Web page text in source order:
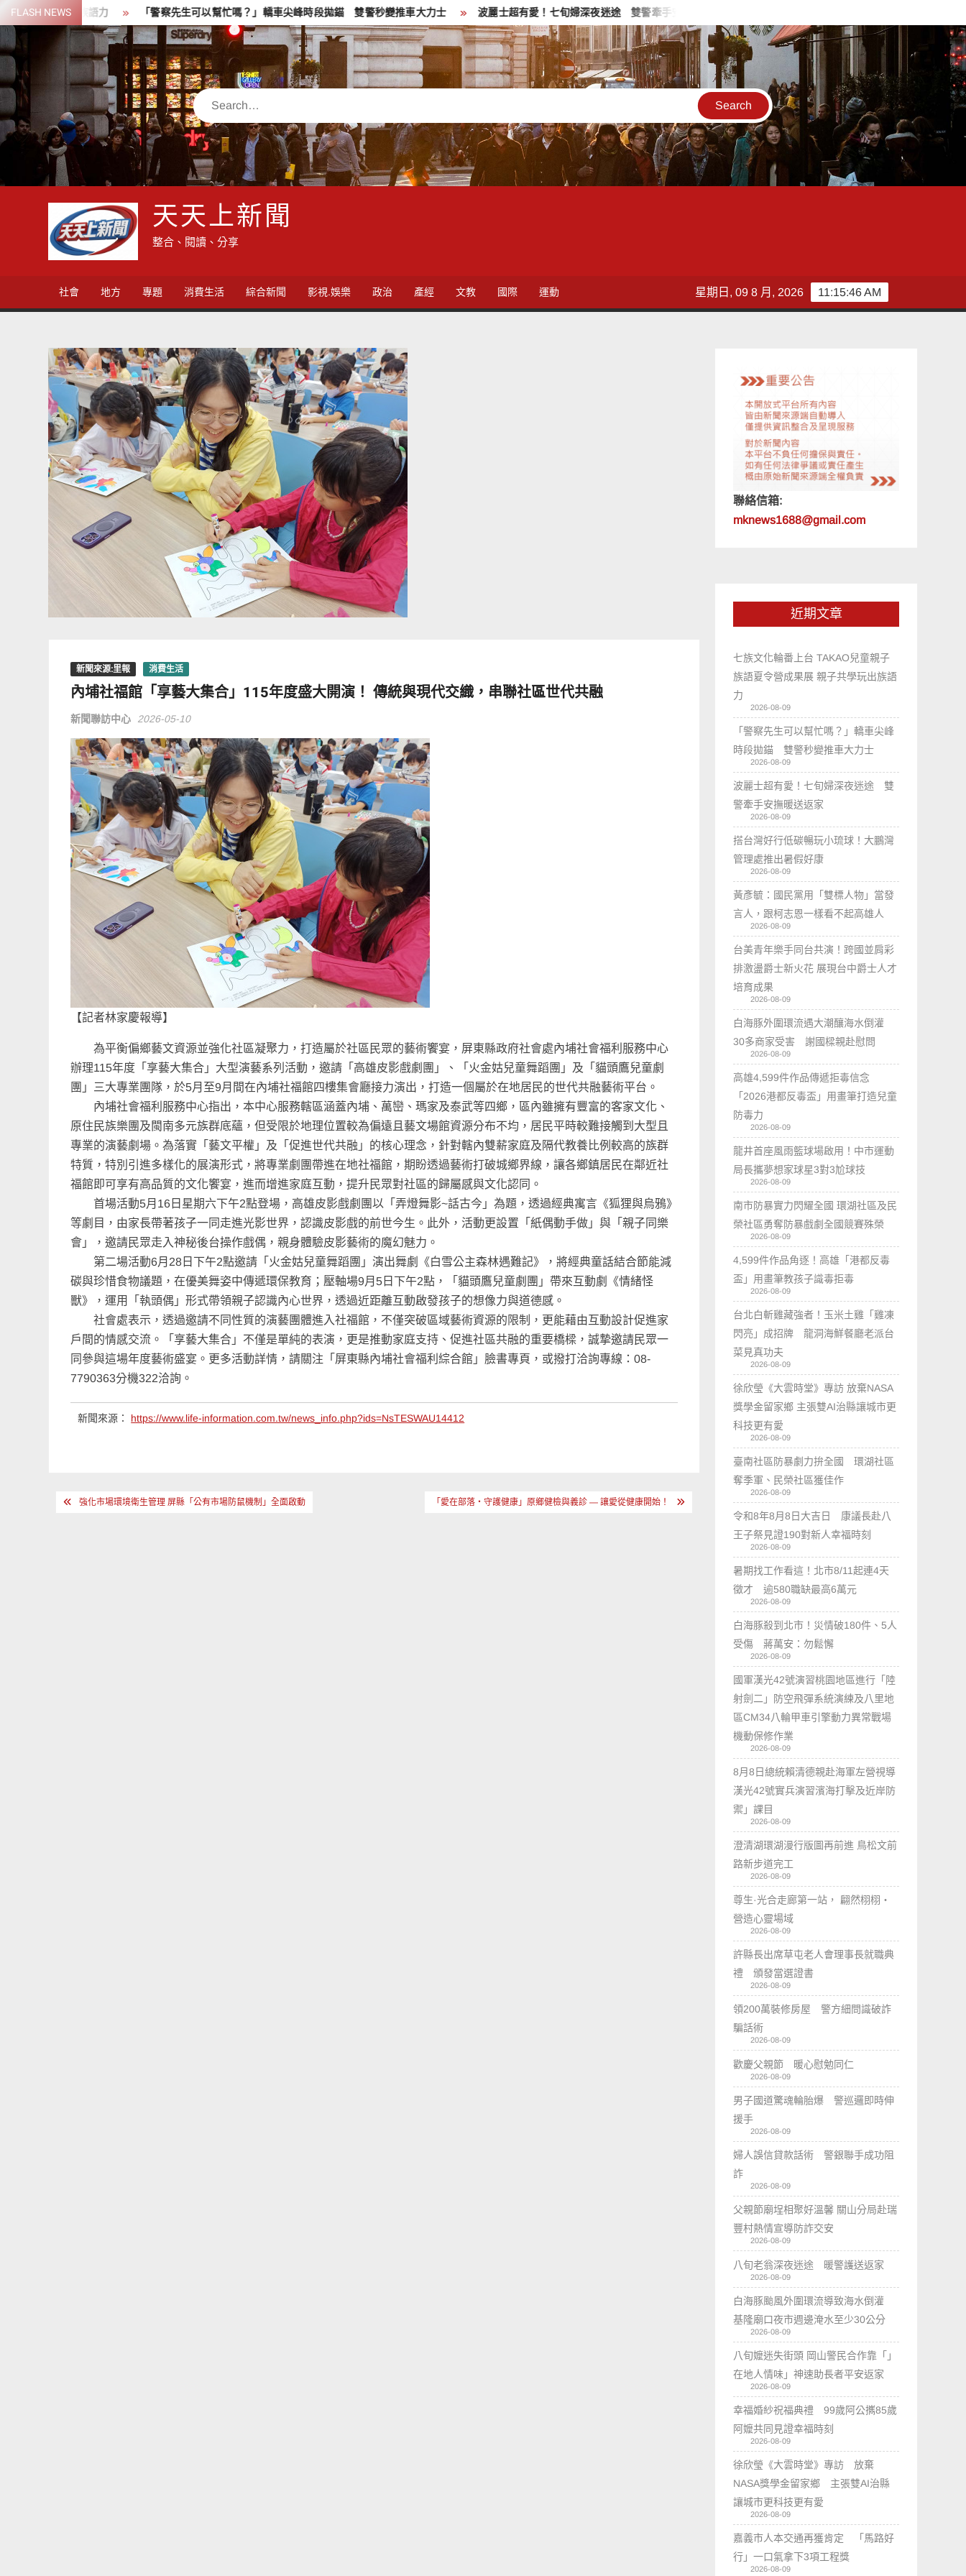
Skip
to
content
FLASH NEWS
玩出族語力 「警察先生可以幫忙嗎？」轎車尖峰時段拋錨 雙警秒變推車大力士 波麗士超有愛！七旬婦深夜迷途 雙警牽手安撫暖送返家
Search
天天上新聞
整合、閱讀、分享
社會 地方 專題 消費生活 綜合新聞 影視.娛樂 政治 產經 文教 國際 運動 11:15:47 AM
星期日, 09 8 月, 2026
新聞來源:里報 消費生活
內埔社福館「享藝大集合」115年度盛大開演！ 傳統與現代交織，串聯社區世代共融
新聞聯訪中心 2026-05-10
【記者林家慶報導】
為平衡偏鄉藝文資源並強化社區凝聚力，打造屬於社區民眾的藝術饗宴，屏東縣政府社會處內埔社會福利服務中心
辦理115年度「享藝大集合」大型演藝系列活動，邀請「高雄皮影戲劇團」、「火金姑兒童舞蹈團」及「貓頭鷹兒童劇
團」三大專業團隊，於5月至9月間在內埔社福館四樓集會廳接力演出，打造一個屬於在地居民的世代共融藝術平台。
內埔社會福利服務中心指出，本中心服務轄區涵蓋內埔、萬巒、瑪家及泰武等四鄉，區內雖擁有豐富的客家文化、
原住民族樂團及閩南多元族群底蘊，但受限於地理位置較為偏遠且藝文場館資源分布不均，居民平時較難接觸到大型且
專業的演藝劇場。為落實「藝文平權」及「促進世代共融」的核心理念，針對轄內雙薪家庭及隔代教養比例較高的族群
特質，特別引進多樣化的展演形式，將專業劇團帶進在地社福館，期盼透過藝術打破城鄉界線，讓各鄉鎮居民在鄰近社
福館即可享有高品質的文化饗宴，進而增進家庭互動，提升民眾對社區的歸屬感與文化認同。
首場活動5月16日星期六下午2點登場，高雄皮影戲劇團以「弄燈舞影~話古今」為題，透過經典寓言《狐狸與烏鴉》
等劇目，由家長帶著孩子一同走進光影世界，認識皮影戲的前世今生。此外，活動更設置「紙偶動手做」與「親子同樂
會」，邀請民眾走入神秘後台操作戲偶，親身體驗皮影藝術的魔幻魅力。
第二場活動6月28日下午2點邀請「火金姑兒童舞蹈團」演出舞劇《白雪公主森林遇難記》，將經典童話結合節能減
碳與珍惜食物議題，在優美舞姿中傳遞環保教育；壓軸場9月5日下午2點，「貓頭鷹兒童劇團」帶來互動劇《情緒怪
獸》，運用「執頭偶」形式帶領親子認識內心世界，透過近距離互動啟發孩子的想像力與道德感。
社會處表示，透過邀請不同性質的演藝團體進入社福館，不僅突破區域藝術資源的限制，更能藉由互動設計促進家
戶間的情感交流。「享藝大集合」不僅是單純的表演，更是推動家庭支持、促進社區共融的重要橋樑，誠摯邀請民眾一
同參與這場年度藝術盛宴。更多活動詳情，請關注「屏東縣內埔社會福利綜合館」臉書專頁，或撥打洽詢專線：08-
7790363分機322洽詢。
新聞來源： https://www.life-information.com.tw/news_info.php?ids=NsTESWAU14412
文 強化市場環境衛生管理 屏縣「公有市場防鼠機制」全面啟動 「愛在部落・守護健康」原鄉健檢與義診 — 讓愛從健康開始！
聯絡信箱:
mknews1688@gmail.com
近期文章
七族文化輪番上台 TAKAO兒童親子
族語夏令營成果展 親子共學玩出族語
力
2026-08-09
「警察先生可以幫忙嗎？」轎車尖峰
時段拋錨 雙警秒變推車大力士
2026-08-09
波麗士超有愛！七旬婦深夜迷途 雙
警牽手安撫暖送返家
2026-08-09
搭台灣好行低碳暢玩小琉球！大鵬灣
管理處推出暑假好康
2026-08-09
黃彥毓：國民黨用「雙標人物」當發
言人，跟柯志恩一樣看不起高雄人
2026-08-09
台美青年樂手同台共演！跨國並肩彩
排激盪爵士新火花 展現台中爵士人才
培育成果
2026-08-09
白海豚外圍環流遇大潮釀海水倒灌
30多商家受害 謝國樑親赴慰問
2026-08-09
高雄4,599件作品傳遞拒毒信念
「2026港都反毒盃」用畫筆打造兒童
防毒力
2026-08-09
龍井首座風雨籃球場啟用！中市運動
局長攜夢想家球星3對3尬球技
2026-08-09
南市防暴實力閃耀全國 環湖社區及民
榮社區勇奪防暴戲劇全國競賽殊榮
2026-08-09
4,599件作品角逐！高雄「港都反毒
盃」用畫筆教孩子識毒拒毒
2026-08-09
台北白斬雞藏強者！玉米土雞「雞凍
閃亮」成招牌 龍洞海鮮餐廳老派台
菜見真功夫
2026-08-09
徐欣瑩《大雲時堂》專訪 放棄NASA
獎學金留家鄉 主張雙AI治縣讓城市更
科技更有愛
2026-08-09
臺南社區防暴劇力拚全國 環湖社區
奪季軍、民榮社區獲佳作
2026-08-09
令和8年8月8日大吉日 康議長赴八
王子祭見證190對新人幸福時刻
2026-08-09
暑期找工作看這！北市8/11起連4天
徵才 逾580職缺最高6萬元
2026-08-09
白海豚殺到北市！災情破180件、5人
受傷 蔣萬安：勿鬆懈
2026-08-09
國軍漢光42號演習桃園地區進行「陸
射劍二」防空飛彈系統演練及八里地
區CM34八輪甲車引擎動力異常戰場
機動保修作業
2026-08-09
8月8日總統賴清德親赴海軍左營視導
漢光42號實兵演習濱海打擊及近岸防
禦」課目
2026-08-09
澄清湖環湖漫行版圖再前進 鳥松文前
路新步道完工
2026-08-09
尊生·光合走廊第一站， 翩然栩栩・
營造心靈場域
2026-08-09
許縣長出席草屯老人會理事長就職典
禮 頒發當選證書
2026-08-09
領200萬裝修房屋 警方細問識破詐
騙話術
2026-08-09
歡慶父親節 暖心慰勉同仁
2026-08-09
男子國道驚魂輪胎爆 警巡邏即時伸
援手
2026-08-09
婦人誤信貸款話術 警銀聯手成功阻
詐
2026-08-09
父親節廟埕相聚好溫馨 關山分局赴瑞
豐村熱情宣導防詐交安
2026-08-09
八旬老翁深夜迷途 暖警護送返家
2026-08-09
白海豚颱風外圍環流導致海水倒灌
基隆廟口夜市週邊淹水至少30公分
2026-08-09
八旬嬤迷失街頭 岡山警民合作靠「」
在地人情味」神速助長者平安返家
2026-08-09
幸福婚紗祝福典禮 99歲阿公𢹂85歲
阿嬤共同見證幸福時刻
2026-08-09
徐欣瑩《大雲時堂》專訪 放棄
NASA獎學金留家鄉 主張雙AI治縣
讓城市更科技更有愛
2026-08-09
嘉義市人本交通再獲肯定 「馬路好
行」一口氣拿下3項工程獎
2026-08-09